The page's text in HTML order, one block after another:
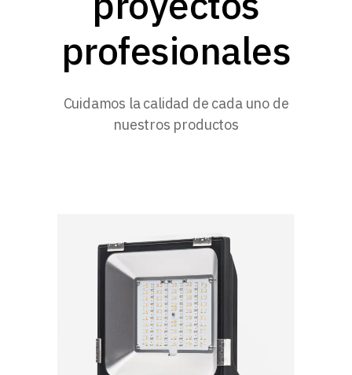
profesionales
Cuidamos la calidad de cada uno de
nuestros productos